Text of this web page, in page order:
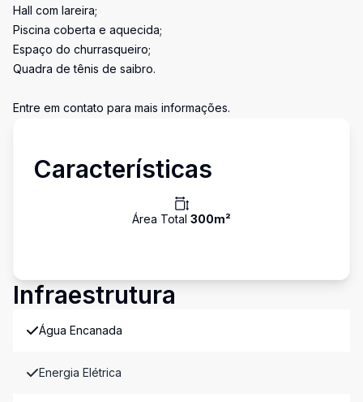
Hall com lareira;
Piscina coberta e aquecida;
Espaço do churrasqueiro;
Quadra de tênis de saibro.
Entre em contato para mais informações.
Características
Área Total 300m²
Infraestrutura
Água Encanada
Energia Elétrica